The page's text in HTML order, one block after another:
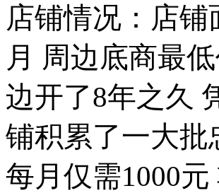
店铺情况：店铺
月 周边底商最
边开了8年之久
铺积累了一大
每月仅需1000